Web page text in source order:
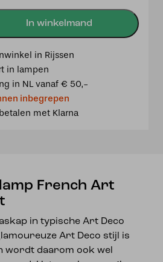
in Rijssen
in lampen
in NL vanaf € 50,-
inbegrepen
met Klarna
French Art
in typische Art Deco
Art Deco stijl is
wordt daarom ook wel